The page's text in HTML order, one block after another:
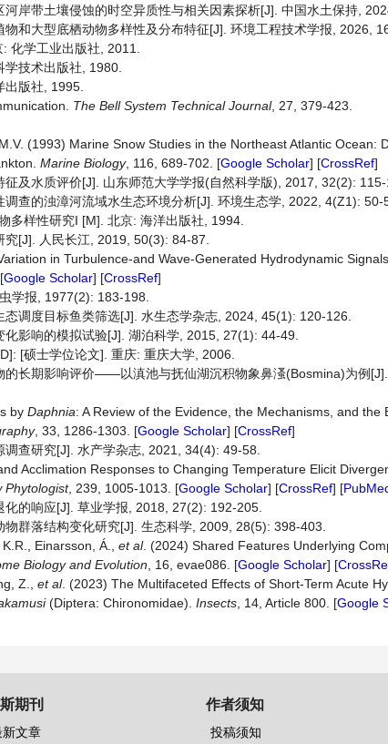
岸带土壤侵蚀的时空异质性与相关因素探析[J]. 中国水土保持,
和大型底栖动物多样性及分布特征[J]. 环境工程技术学报, 2026,
化学工业出版社, 2011.
技术出版社, 1980.
版社, 1995.
The Bell System Technical Journal, 27, 379-423.
(1993) Marine Snow Studies in the Northeast Atlantic Ocean:
Marine Biology, 116, 689-702. [Google Scholar] [CrossRef]
及水质评价[J]. 山东师范大学学报(自然科学版), 2017, 32(2): 115-
查的浊漳河流域水生态环境分析[J]. 环境生态学, 2022, 4(Z1): 50-
多样性研究I [M]. 北京: 海洋出版社, 1994.
[J]. 人民长江, 2019, 50(3): 84-87.
in Turbulence-and Wave-Generated Hydrodynamic
Google Scholar] [CrossRef]
学报, 1977(2): 183-198.
调度目标鱼类筛选[J]. 水生态学杂志, 2024, 45(1): 120-126.
影响的模拟试验[J]. 湖泊科学, 2015, 27(1): 44-49.
[硕士学位论文]. 重庆: 重庆大学, 2006.
的长期影响评价——以滇池与抚仙湖沉积物象鼻溞(Bosmina)为例
by Daphnia: A Review of the Evidence, the Mechanisms, and the
, 33, 1286-1303. [Google Scholar] [CrossRef]
查研究[J]. 水产学杂志, 2021, 34(4): 49-58.
Acclimation Responses to Changing Temperature Elicit
Phytologist, 239, 1005-1013. [Google Scholar] [CrossRef] [
的响应[J]. 草业学报, 2018, 27(2): 192-205.
群落结构变化研究[J]. 生态科学, 2009, 28(5): 398-403.
Einarsson, Á., et al. (2024) Shared Features Underlying
Biology and Evolution , 16, evae086. [Google Scholar] [
Z., et al. (2023) The Multifaceted Effects of Short-Term Acute
(Diptera: Chironomidae). Insects , 14, Article 800. [Google
期刊
新文章
作者须知
投稿须知